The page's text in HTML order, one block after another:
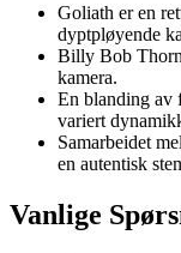
Goliath er en
dyptpløyende
Billy Bob
kamera.
En blanding av
variert
Samarbeidet
en autentisk
Vanlige